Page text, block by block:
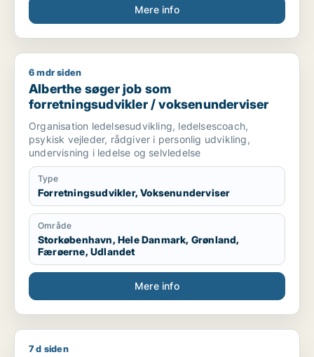
Mere info
Alberthe søger job som forretningsudvikler /
6 mdr siden
Alberthe søger job som
forretningsudvikler / voksenunderviser
Organisation ledelsesudvikling, ledelsescoach,
psykisk vejleder, rådgiver i personlig udvikling,
undervisning i ledelse og selvledelse
Type
Forretningsudvikler, Voksenunderviser
Område
Storkøbenhavn, Hele Danmark, Grønland,
Færøerne, Udlandet
Mere info
Michael søger job som administrativ medarbejder /
7 d siden